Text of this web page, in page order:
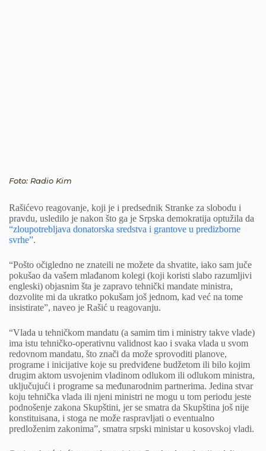
Foto: Radio Kim
Rašićevo reagovanje, koji je i predsednik Stranke za slobodu i
pravdu, usledilo je nakon što ga je Srpska demokratija optužila da
“zloupotrebljava donatorska sredstva i grantove u predizborne
svrhe”.
“Pošto očigledno ne znateili ne možete da shvatite, iako sam juče
pokušao da vašem mlađanom kolegi (koji koristi slabo razumljivi
engleski) objasnim šta je zapravo tehnički mandate ministra,
dozvolite mi da ukratko pokušam još jednom, kad već na tome
insistirate”, naveo je Rašić u reagovanju.
“Vlada u tehničkom mandatu (a samim tim i ministry takve vlade)
ima istu tehničko-operativnu validnost kao i svaka vlada u svom
redovnom mandatu, što znači da može sprovoditi planove,
programe i inicijative koje su predviđene budžetom ili bilo kojim
drugim aktom usvojenim vladinom odlukom ili odlukom ministra,
uključujući i programe sa međunarodnim partnerima. Jedina stvar
koju tehnička vlada ili njeni ministri ne mogu u tom periodu jeste
podnošenje zakona Skupštini, jer se smatra da Skupština još nije
konstituisana, i stoga ne može raspravljati o eventualno
predloženim zakonima”, smatra srpski ministar u kosovskoj vladi.